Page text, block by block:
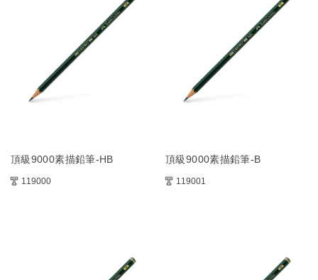
頂級9000素描鉛筆-HB
119000
頂級9000素描鉛筆-B
119001